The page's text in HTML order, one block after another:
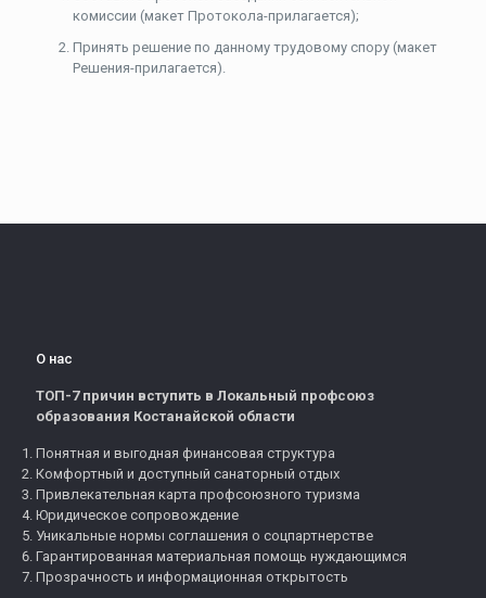
комиссии (макет Протокола-прилагается);
Принять решение по данному трудовому спору (макет
Решения-прилагается).
О нас
ТОП-7 причин вступить в Локальный профсоюз
образования Костанайской области
Понятная и выгодная финансовая структура
Комфортный и доступный санаторный отдых
Привлекательная карта профсоюзного туризма
Юридическое сопровождение
Уникальные нормы соглашения о соцпартнерстве
Гарантированная материальная помощь нуждающимся
Прозрачность и информационная открытость